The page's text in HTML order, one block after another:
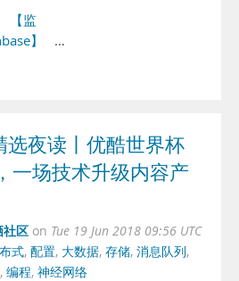
【监
】
…
夜读丨优酷世界杯
一场技术升级内容产
区 on Tue 19 Jun 2018 09:56 UTC
式, 配置, 大数据, 存储, 消息队列,
, 编程, 神经网络